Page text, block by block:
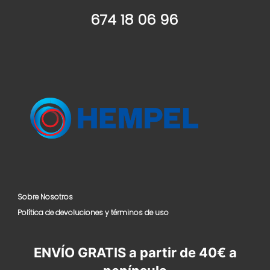
674 18 06 96
Sobre Nosotros
Política de devoluciones y términos de uso
ENVÍO GRATIS a partir de 40€ a